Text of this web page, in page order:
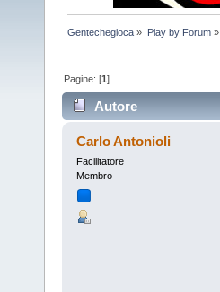
Gentechegioca » Play by Forum»
Pagine: [1]
Autore
Carlo Antonioli
Facilitatore
Membro